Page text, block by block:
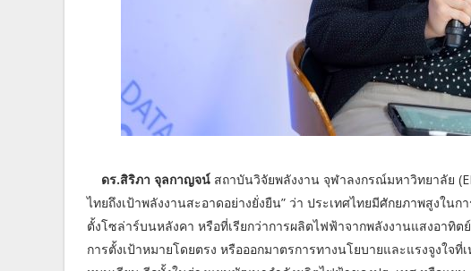
ดร.สิริภา จุลกาญจน์ สถาบันวิจัยพลังงาน จุฬาลงกรณ์มหาวิทยาลัย
ไทยถึงเป้าพลังงานสะอาดอย่างยั่งยืน” ว่า ประเทศไทยมีศักยภาพสูงใน
ตั้งโซล่าร์บนหลังคา หรือที่เรียกว่าการผลิตไฟฟ้าจากพลังงานแสงอาทิ
การตั้งเป้าหมายโดยตรง หรือออกมาตรการทางนโยบายและแรงจูงใจ